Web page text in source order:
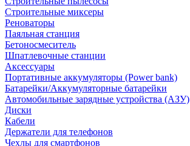
Строительные миксеры
Реноваторы
Паяльная станция
Бетоносмеситель
Шпатлевочные станции
Аксессуары
Портативные аккумуляторы (Power bank)
Батарейки/Аккумуляторные батарейки
Автомобильные зарядные устройства (АЗУ)
Диски
Кабели
Держатели для телефонов
Чехлы для смартфонов